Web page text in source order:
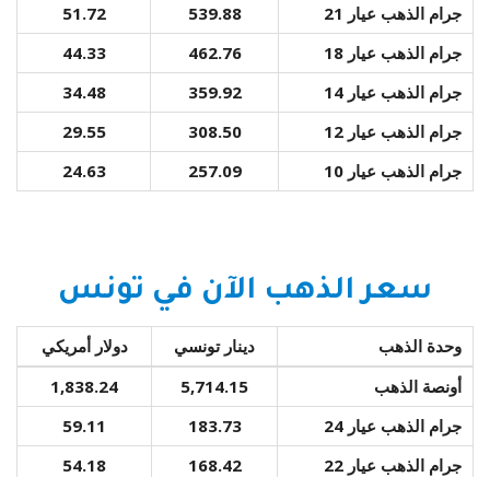
جرام الذهب عيار 21
539.88
51.72
جرام الذهب عيار 18
462.76
44.33
جرام الذهب عيار 14
359.92
34.48
جرام الذهب عيار 12
308.50
29.55
جرام الذهب عيار 10
257.09
24.63
سعر الذهب الآن في تونس
وحدة الذهب دينار تونسي
دولار أمريكي
أونصة الذهب
5,714.15
1,838.24
جرام الذهب عيار 24
183.73
59.11
جرام الذهب عيار 22
168.42
54.18